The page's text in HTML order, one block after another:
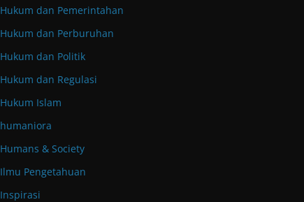
Hukum dan Pemerintahan
Hukum dan Perburuhan
Hukum dan Politik
Hukum dan Regulasi
Hukum Islam
humaniora
Humans & Society
Ilmu Pengetahuan
Inspirasi